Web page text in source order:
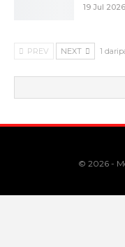
19 Jul 2026
PREV NEXT 1
© 2026 -